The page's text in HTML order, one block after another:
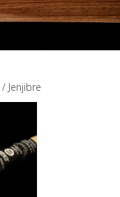
/ Jenjibre